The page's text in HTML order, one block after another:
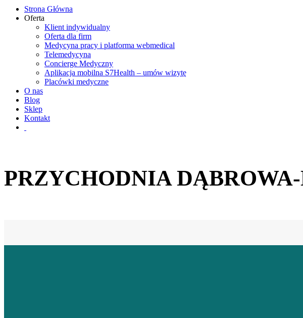
Strona Główna
Oferta
Klient indywidualny
Oferta dla firm
Medycyna pracy i platforma webmedical
Telemedycyna
Concierge Medyczny
Aplikacja mobilna S7Health – umów wizytę
Placówki medyczne
O nas
Blog
Sklep
Kontakt
PRZYCHODNIA